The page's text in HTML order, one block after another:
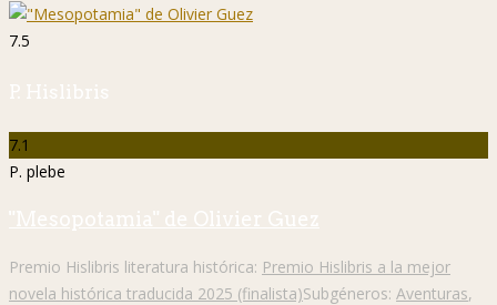
7.5
P. Hislibris
7.1
P. plebe
"Mesopotamia" de Olivier Guez
Premio Hislibris literatura histórica: Premio Hislibris a la mejor
novela histórica traducida 2025 (finalista)Subgéneros: Aventuras,